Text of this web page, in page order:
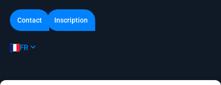
Contact Inscription
FR